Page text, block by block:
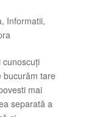
, Informatii,
cunoscuți
bucurăm tare
mai
separată a